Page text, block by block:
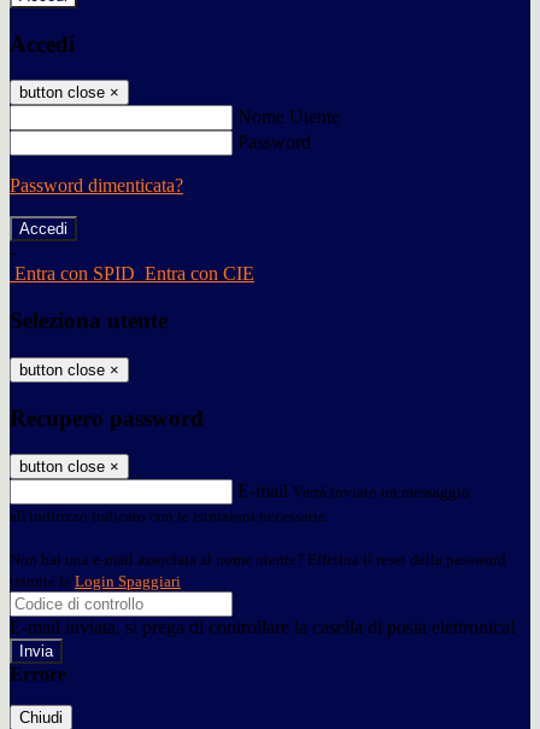
Accedi
button close ×
Nome Utente
Password
Password dimenticata?
-
Entra con SPID Entra con CIE
Seleziona utente
button close ×
Recupero password
button close ×
E-mail Verrà inviato un messaggio
all'indirizzo indicato con le istruzioni necessarie.
Non hai una e-mail associata al nome utente? Effettua il reset della password
tramite la Login Spaggiari
E-mail inviata, si prega di controllare la casella di posta elettronica!
Errore
Chiudi